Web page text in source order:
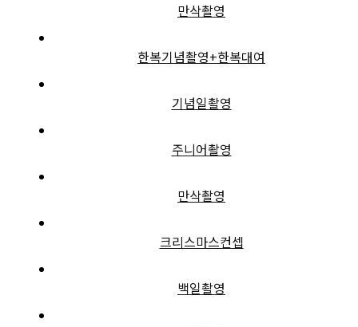
만삭촬영
한복기념촬영+한복대여
기념일촬영
주니어촬영
만삭촬영
크리스마스컨셉
백일촬영